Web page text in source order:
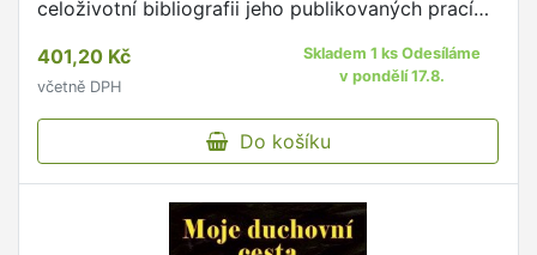
celoživotní bibliografii jeho publikovaných prací
strojopisných materiálů, …
401,20 Kč
včetně DPH
Skladem 1 ks Odesíláme
v pondělí 17.8.
Do košíku